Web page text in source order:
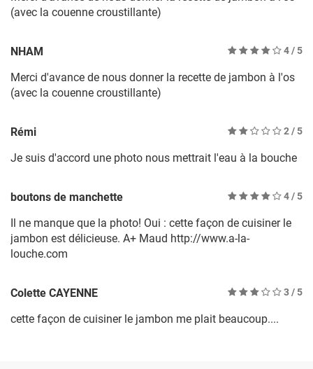
(avec la couenne croustillante)
NHAM 4/ 5
Merci d'avance de nous donner la recette de jambon à l'os
(avec la couenne croustillante)
Rémi 2/ 5
Je suis d'accord une photo nous mettrait l'eau à la bouche
boutons de manchette 4/ 5
Il ne manque que la photo! Oui : cette façon de cuisiner le
jambon est délicieuse. A+ Maud http://www.a-la-
louche.com
Colette CAYENNE 3/ 5
cette façon de cuisiner le jambon me plait beaucoup....